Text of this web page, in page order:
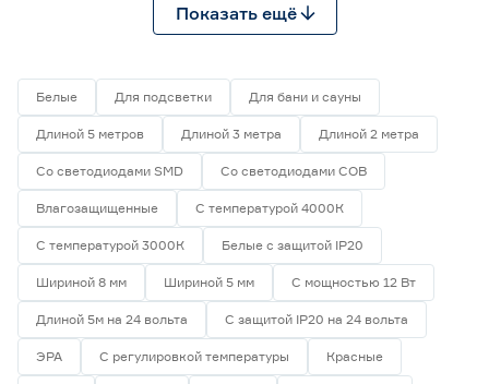
Показать ещё
Белые Для подсветки Для бани и сауны
Длиной 5 метров Длиной 3 метра Длиной 2 метра
Со светодиодами SMD Со светодиодами СОВ
Влагозащищенные С температурой 4000К
С температурой 3000К Белые с защитой IP20
Шириной 8 мм Шириной 5 мм С мощностью 12 Вт
Длиной 5м на 24 вольта С защитой IP20 на 24 вольта
ЭРА С регулировкой температуры Красные